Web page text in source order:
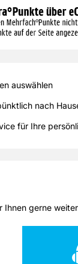
ideal
die Wert auf
und Qualität legen.
auswählen
nach
für Ihre
Ihnen gerne